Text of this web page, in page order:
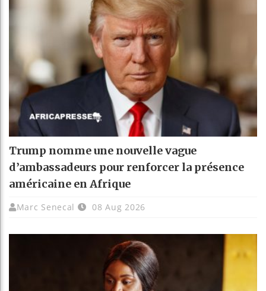
Trump nomme une nouvelle vague
d’ambassadeurs pour renforcer la présence
américaine en Afrique
Marc Senecal 08 Aug 2026